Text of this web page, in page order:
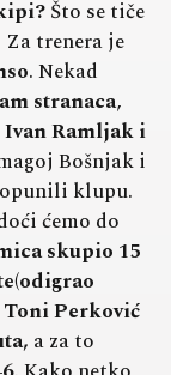
Što se tiče
trenera je
. Nekad
stranaca,
Ramljak i
Bošnjak i
klupu.
ćemo do
skupio 15
Perković
a za to